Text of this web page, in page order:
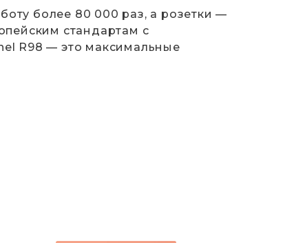
более 80 000 раз, а розетки —
стандартам с
R98 — это максимальные